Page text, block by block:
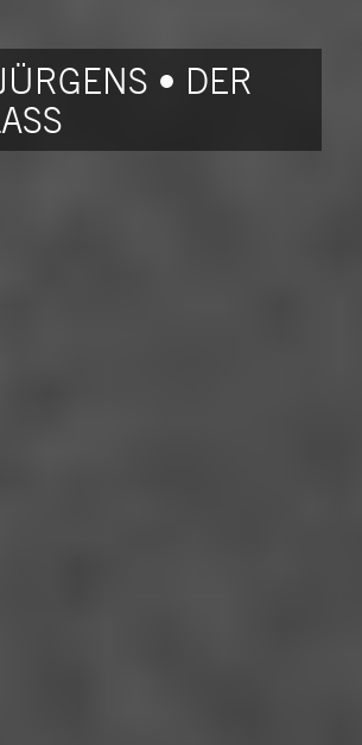
• DER